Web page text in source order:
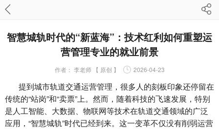
智慧城轨时代的“新蓝海”：技术红利如何重塑运
营管理专业的就业前景
作者： 李老师 【 原创 】 2026-04-23
提到城市轨道交通运营管理，很多人的刻板印象还停留在
传统的“站岗”和“卖票”上。然而，随着科技的飞速发展，特别
是人工智能、大数据、物联网等技术在轨道交通领域的广泛
应用，“智慧城轨”时代已经到来。这一变革不仅没有削弱运营